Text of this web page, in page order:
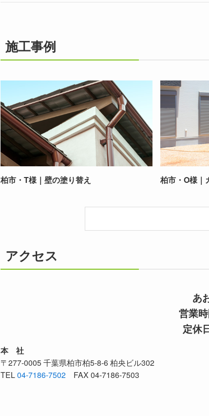
施工事例
柏市・T様｜壁の塗り替え 柏市・O様｜
アクセス
あ
営業
定休
本 社
〒277-0005 千葉県柏市柏5-8-6 柏央ビル302
TEL04-7186-7502 FAX 04-7186-7503